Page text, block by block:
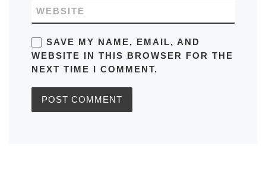
WEBSITE
SAVE MY NAME, EMAIL, AND
WEBSITE IN THIS BROWSER FOR THE
NEXT TIME I COMMENT.